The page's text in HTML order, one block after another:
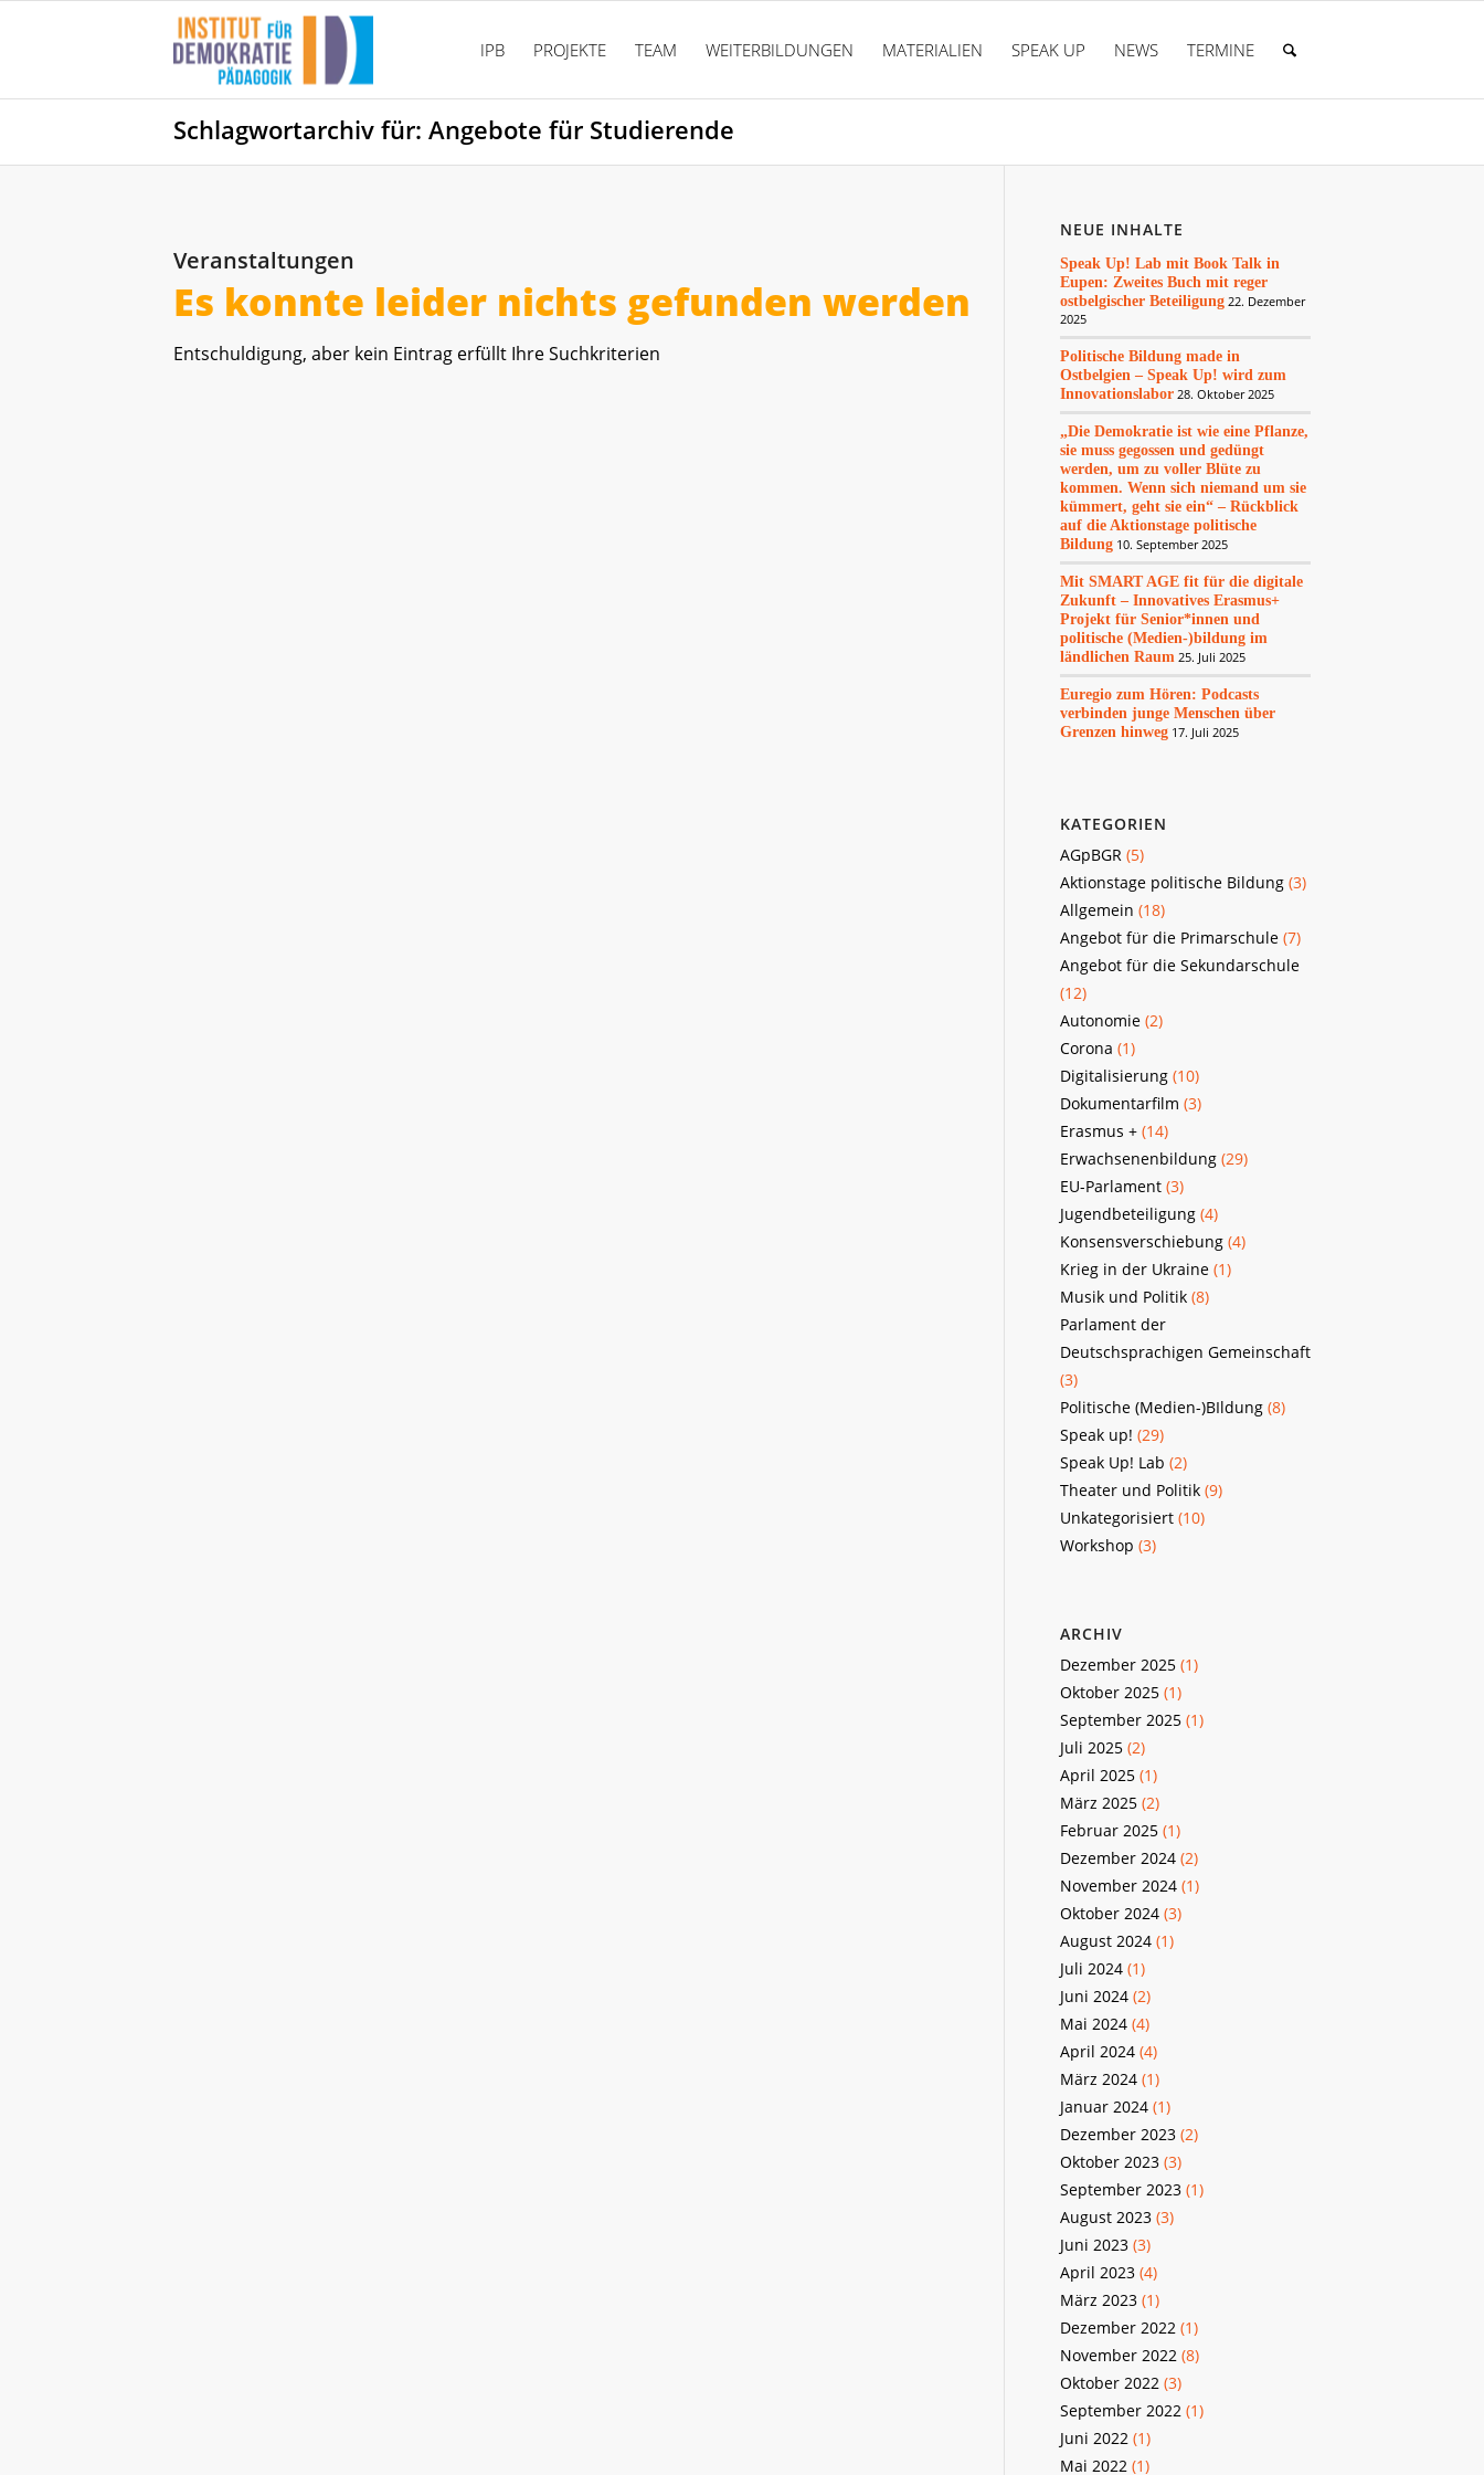
IPB PROJEKTE TEAM WEITERBILDUNGEN MATERIALIEN SPEAK UP NEWS TERMINE
Schlagwortarchiv für: Angebote für Studierende
Veranstaltungen
Es konnte leider nichts gefunden werden
Entschuldigung, aber kein Eintrag erfüllt Ihre Suchkriterien
NEUE INHALTE
Speak Up! Lab mit Book Talk in
Eupen: Zweites Buch mit reger
ostbelgischer Beteiligung 22. Dezember
2025
Politische Bildung made in
Ostbelgien – Speak Up! wird zum
Innovationslabor 28. Oktober 2025
„Die Demokratie ist wie eine Pflanze,
sie muss gegossen und gedüngt
werden, um zu voller Blüte zu
kommen. Wenn sich niemand um sie
kümmert, geht sie ein“ – Rückblick
auf die Aktionstage politische
Bildung 10. September 2025
Mit SMART AGE fit für die digitale
Zukunft – Innovatives Erasmus+
Projekt für Senior*innen und
politische (Medien-)bildung im
ländlichen Raum 25. Juli 2025
Euregio zum Hören: Podcasts
verbinden junge Menschen über
Grenzen hinweg 17. Juli 2025
KATEGORIEN
AGpBGR(5)
Aktionstage politische Bildung(3)
Allgemein (18)
Angebot für die Primarschule(7)
Angebot für die Sekundarschule
(12)
Autonomie(2)
Corona (1)
Digitalisierung(10)
Dokumentarfilm (3)
Erasmus +(14)
Erwachsenenbildung(29)
EU-Parlament(3)
Jugendbeteiligung(4)
Konsensverschiebung(4)
Krieg in der Ukraine(1)
Musik und Politik(8)
Parlament der
Deutschsprachigen Gemeinschaft
(3)
Politische (Medien-)BIldung(8)
Speak up! (29)
Speak Up! Lab (2)
Theater und Politik(9)
Unkategorisiert(10)
Workshop (3)
ARCHIV
Dezember 2025(1)
Oktober 2025(1)
September 2025(1)
Juli 2025(2)
April 2025(1)
März 2025(2)
Februar 2025(1)
Dezember 2024(2)
November 2024(1)
Oktober 2024(3)
August 2024(1)
Juli 2024(1)
Juni 2024(2)
Mai 2024(4)
April 2024(4)
März 2024(1)
Januar 2024(1)
Dezember 2023(2)
Oktober 2023(3)
September 2023(1)
August 2023(3)
Juni 2023(3)
April 2023(4)
März 2023(1)
Dezember 2022(1)
November 2022(8)
Oktober 2022(3)
September 2022(1)
Juni 2022(1)
Mai 2022(1)